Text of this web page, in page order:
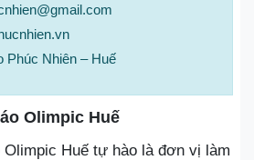
Phúc Nhiên – Huế
Olimpic Huế
Olimpic Huế tự hào là đơn vị làm